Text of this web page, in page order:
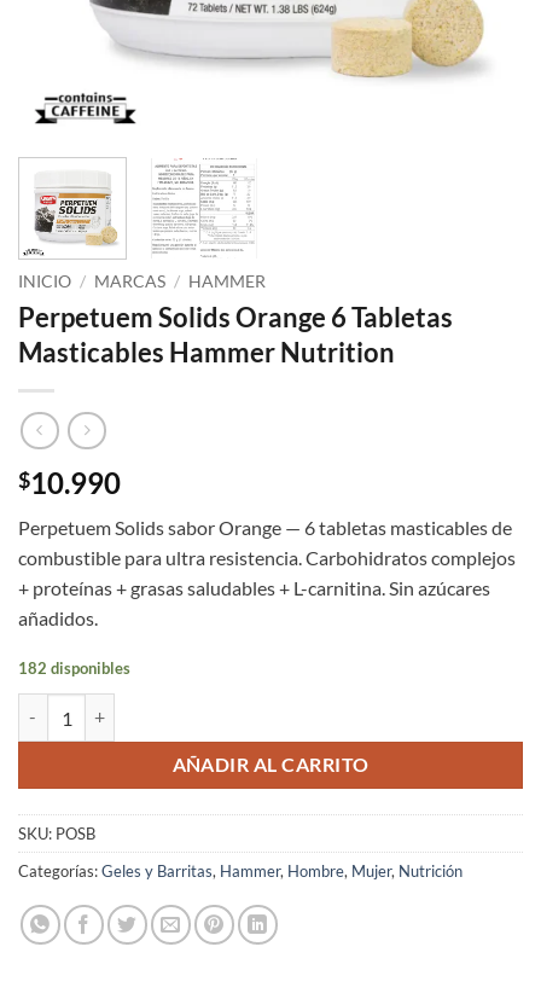
INICIO / MARCAS / HAMMER
Perpetuem Solids Orange 6 Tabletas
Masticables Hammer Nutrition
$10.990
Perpetuem Solids sabor Orange — 6 tabletas masticables de
combustible para ultra resistencia. Carbohidratos complejos
+ proteínas + grasas saludables + L-carnitina. Sin azúcares
añadidos.
182 disponibles
AÑADIR AL CARRITO
SKU: POSB
Categorías:Geles y Barritas, Hammer, Hombre, Mujer, Nutrición